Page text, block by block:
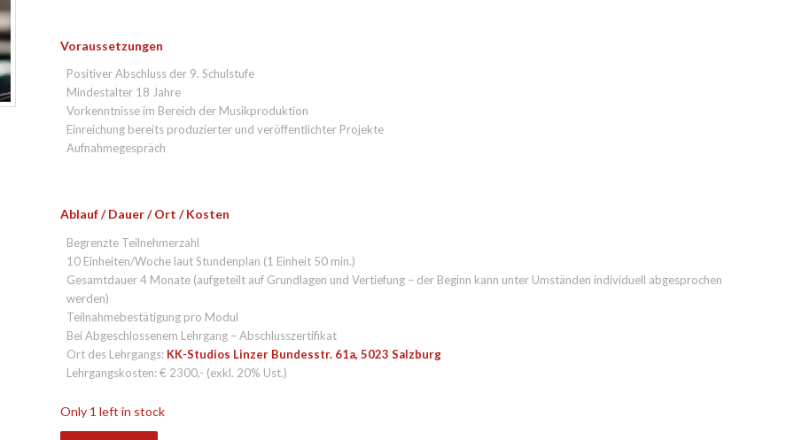
Voraussetzungen
Positiver Abschluss der 9. Schulstufe
Mindestalter 18 Jahre
Vorkenntnisse im Bereich der Musikproduktion
Einreichung bereits produzierter und veröffentlichter Projekte
Aufnahmegespräch
Ablauf / Dauer / Ort / Kosten
Begrenzte Teilnehmerzahl
10 Einheiten/Woche laut Stundenplan (1 Einheit 50 min.)
Gesamtdauer 4 Monate (aufgeteilt auf Grundlagen und Vertiefung – der Beginn kann unter Umständen individuell abgesprochen
werden)
Teilnahmebestätigung pro Modul
Bei Abgeschlossenem Lehrgang – Abschlusszertifikat
Ort des Lehrgangs: KK-Studios Linzer Bundesstr. 61a, 5023 Salzburg
Lehrgangskosten: € 2300,- (exkl. 20% Ust.)
Only 1 left in stock